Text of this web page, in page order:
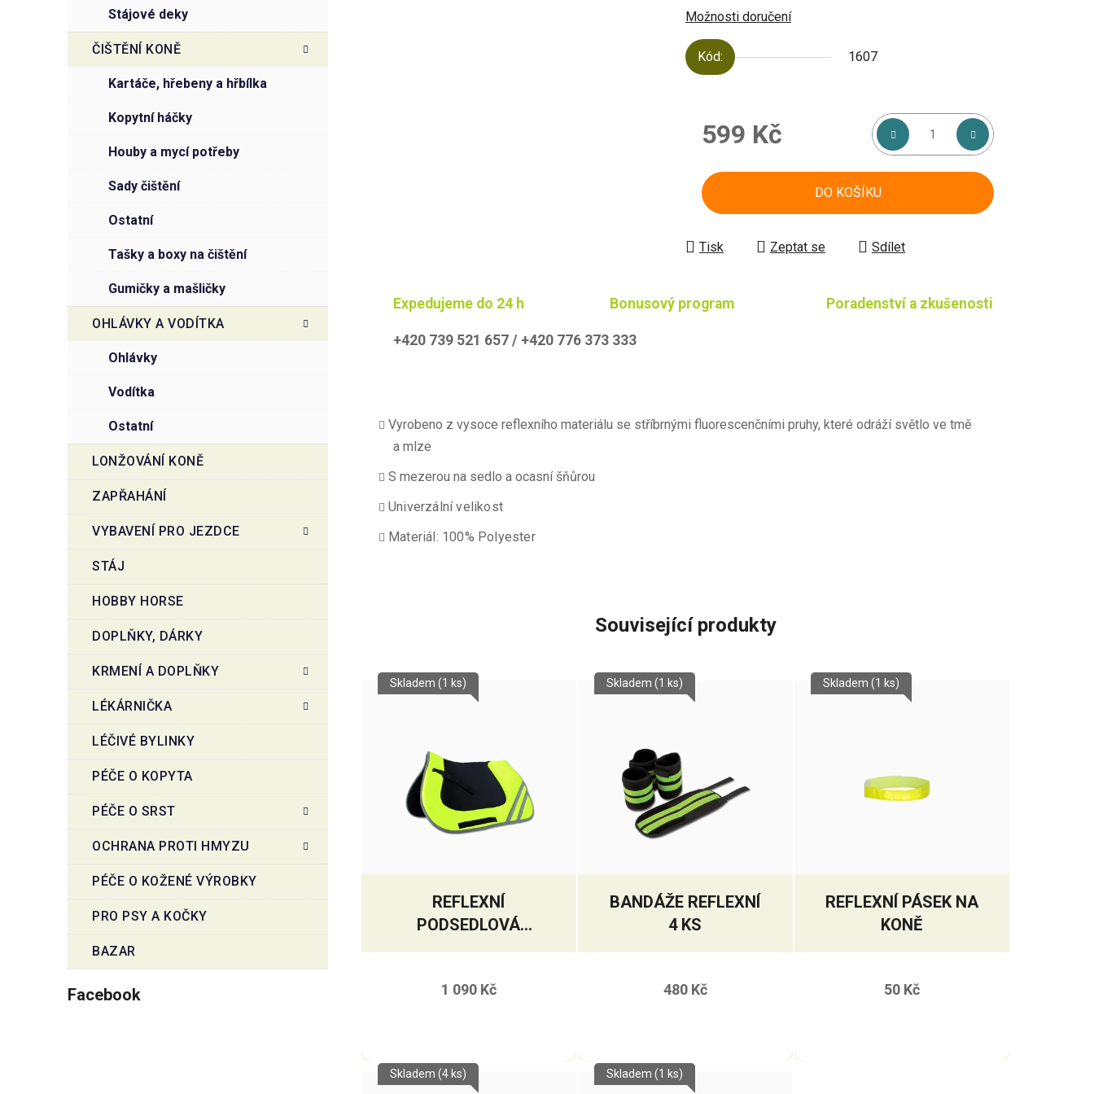
stájové deky
ČIŠTĚNÍ KONĚ
kartáče, hřebeny a hřbílka
kopytní háčky
houby a mycí potřeby
sady čištění
ostatní
tašky a boxy na čištění
gumičky a mašličky
OHLÁVKY A VODÍTKA
ohlávky
vodítka
ostatní
LONŽOVÁNÍ KONĚ
ZAPŘAHÁNÍ
VYBAVENÍ PRO JEZDCE
STÁJ
HOBBY HORSE
DOPLŇKY, DÁRKY
KRMENÍ A DOPLŇKY
LÉKÁRNIČKA
LÉČIVÉ BYLINKY
PÉČE O KOPYTA
PÉČE O SRST
OCHRANA PROTI HMYZU
PÉČE O KOŽENÉ VÝROBKY
PRO PSY A KOČKY
BAZAR
Facebook
Možnosti doručení
Kód: 1607
599 Kč
DO KOŠÍKU
Tisk Zeptat se Sdílet
Expedujeme do 24 h Bonusový program Poradenství a zkušenosti
+420 739 521 657 / +420 776 373 333
Vyrobeno z vysoce reflexního materiálu se stříbrnými fluorescenčními pruhy, které odráží světlo ve tmě
a mlze
S mezerou na sedlo a ocasní šňůrou
Univerzální velikost
Materiál: 100% Polyester
Související produkty
REFLEXNÍ
PODSEDLOVÁ
DEČKA
Skladem (1 ks)
1 090 Kč
BANDÁŽE REFLEXNÍ
4 KS
Skladem (1 ks)
480 Kč
REFLEXNÍ PÁSEK NA
KONĚ
Skladem (1 ks)
50 Kč
Skladem (4 ks) Skladem (1 ks)